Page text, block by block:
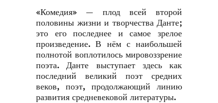
«Комедия» — плод всей второй
половины жизни и творчества Данте;
это его последнее и самое зрелое
произведение. В нём с наибольшей
полнотой воплотилось мировоззрение
поэта. Данте выступает здесь как
последний великий поэт средних
веков, поэт, продолжающий линию
развития средневековой литературы.